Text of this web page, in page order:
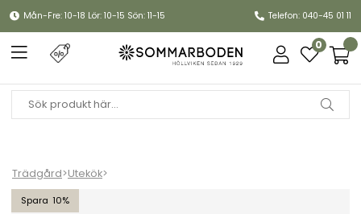
Mån-Fre: 10-18 Lör: 10-15 Sön: 11-15 Telefon: 040-45 01 11
0
Trädgård>Utekök>
10
Kelia utekök med hylla - zin red